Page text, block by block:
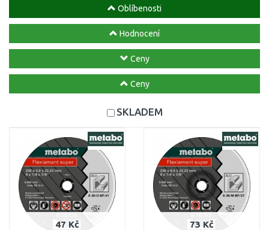
Oblíbenosti
Hodnocení
Ceny
Ceny
SKLADEM
47 Kč 73 Kč